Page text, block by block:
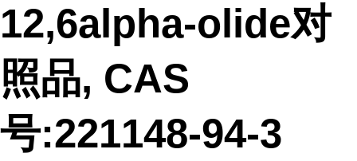
12,6alpha-olide对
照品, CAS
号:221148-94-3